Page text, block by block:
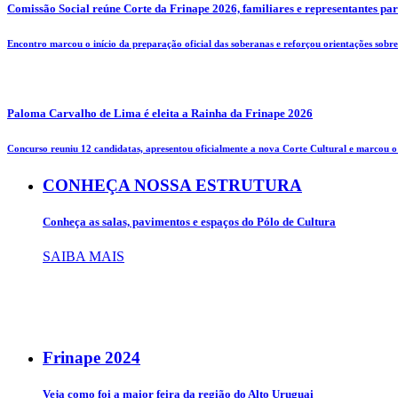
Comissão Social reúne Corte da Frinape 2026, familiares e representantes
Encontro marcou o início da preparação oficial das soberanas e reforçou orientações
Paloma Carvalho de Lima é eleita a Rainha da Frinape 2026
Concurso reuniu 12 candidatas, apresentou oficialmente a nova Corte Cultural e marcou
CONHEÇA NOSSA ESTRUTURA
Conheça as salas, pavimentos e espaços do Pólo de Cultura
SAIBA MAIS
Frinape 2024
Veja como foi a maior feira da região do Alto Uruguai